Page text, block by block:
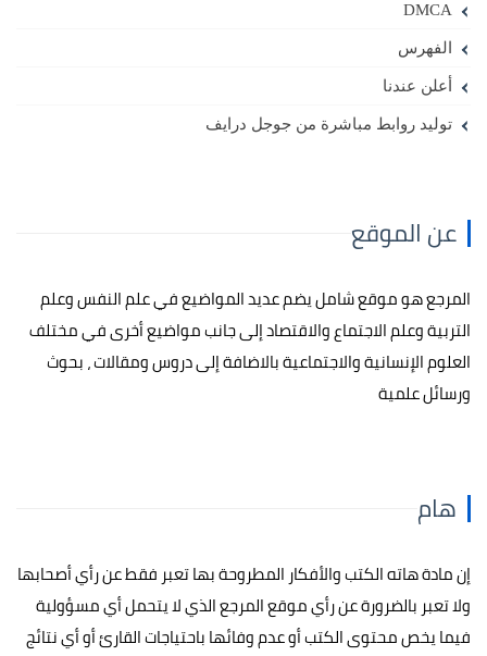
DMCA
الفهرس
أعلن عندنا
توليد روابط مباشرة من جوجل درايف
عن الموقع
المرجع هو موقع شامل يضم عديد المواضيع في علم النفس وعلم
التربية وعلم الاجتماع والاقتصاد إلى جانب مواضيع أخرى في مختلف
العلوم الإنسانية والاجتماعية بالاضافة إلى دروس ومقالات ، بحوث
ورسائل علمية
هام
إن مادة هاته الكتب والأفكار المطروحة بها تعبر فقط عن رأي أصحابها
ولا تعبر بالضرورة عن رأي موقع المرجع الذي لا يتحمل أي مسؤولية
فيما يخص محتوى الكتب أو عدم وفائها باحتياجات القارئ أو أي نتائج